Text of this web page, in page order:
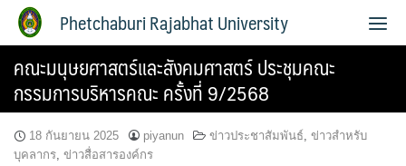
Phetchaburi Rajabhat University
คณะมนุษยศาสตร์และสังคมศาสตร์ ประชุมคณะ
กรรมการบริหารคณะ ครั้งที่ 9/2568
18 กันยายน 2025 piyanun ข่าวประชาสัมพันธ์, ข่าวสำหรับ
บุคลากร, ข่าวสื่อสารองค์กร